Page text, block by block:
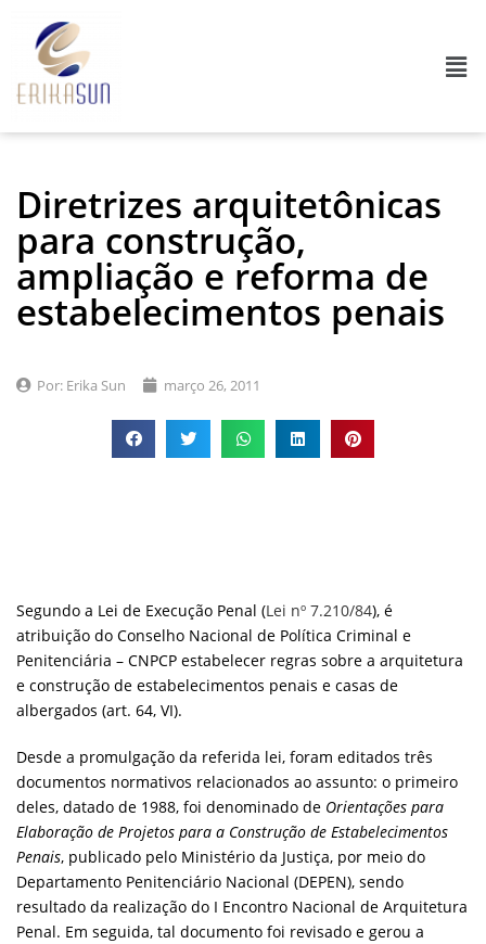
Diretrizes arquitetônicas
para construção,
ampliação e reforma de
estabelecimentos penais
Por: Erika Sun março 26, 2011
Segundo a Lei de Execução Penal (Lei nº 7.210/84), é
atribuição do Conselho Nacional de Política Criminal e
Penitenciária – CNPCP estabelecer regras sobre a arquitetura
e construção de estabelecimentos penais e casas de
albergados (art. 64, VI).
Desde a promulgação da referida lei, foram editados três
documentos normativos relacionados ao assunto: o primeiro
deles, datado de 1988, foi denominado de Orientações para
Elaboração de Projetos para a Construção de Estabelecimentos
Penais, publicado pelo Ministério da Justiça, por meio do
Departamento Penitenciário Nacional (DEPEN), sendo
resultado da realização do I Encontro Nacional de Arquitetura
Penal. Em seguida, tal documento foi revisado e gerou a